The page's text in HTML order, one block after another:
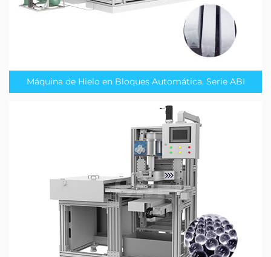
Máquina de Hielo en Bloques Automática, Serie ABI